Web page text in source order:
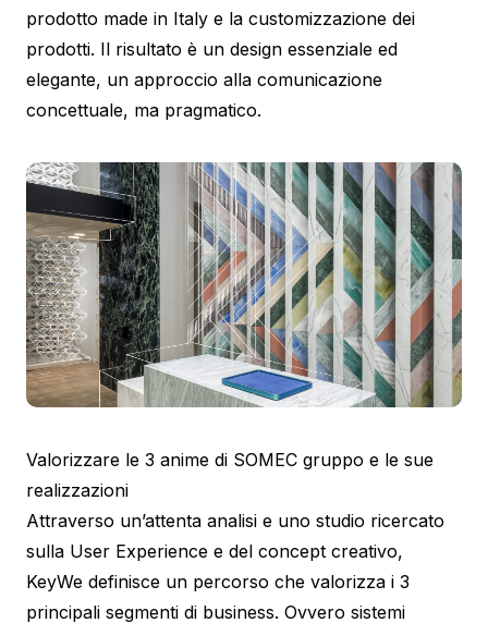
prodotto made in Italy e la customizzazione dei
prodotti. Il risultato è un design essenziale ed
elegante, un approccio alla comunicazione
concettuale, ma pragmatico.
Valorizzare le 3 anime di SOMEC gruppo e le sue
realizzazioni
Attraverso un’attenta analisi e uno studio ricercato
sulla User Experience e del concept creativo,
KeyWe definisce un percorso che valorizza i 3
principali segmenti di business. Ovvero sistemi